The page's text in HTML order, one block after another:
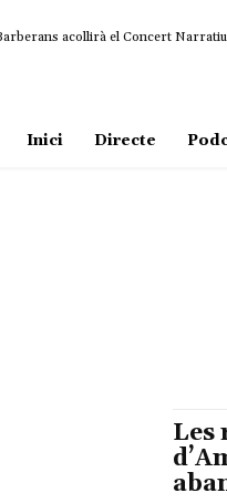
acollirà el Concert
Inici Directe
Les